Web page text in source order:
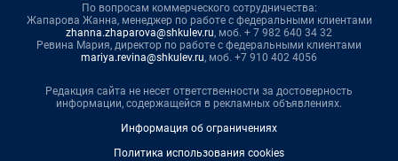
По вопросам коммерческого сотрудничества:
Жапарова Жанна, менеджер по работе с федеральными клиентами
zhanna.zhaparova@shkulev.ru, моб. + 7 982 640 34 32
Ревина Мария, директор по работе с федеральными клиентами
mariya.revina@shkulev.ru, моб. +7 910 402 4056
Редакция сайта не несет ответственности за достоверность
информации, содержащейся в рекламных объявлениях.
Информация об ограничениях
Политика использования cookies